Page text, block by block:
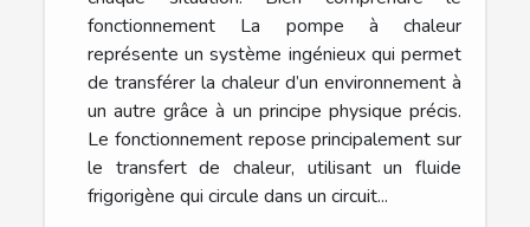
fonctionnement La pompe à chaleur
représente un système ingénieux qui permet
de transférer la chaleur d’un environnement à
un autre grâce à un principe physique précis.
Le fonctionnement repose principalement sur
le transfert de chaleur, utilisant un fluide
frigorigène qui circule dans un circuit...